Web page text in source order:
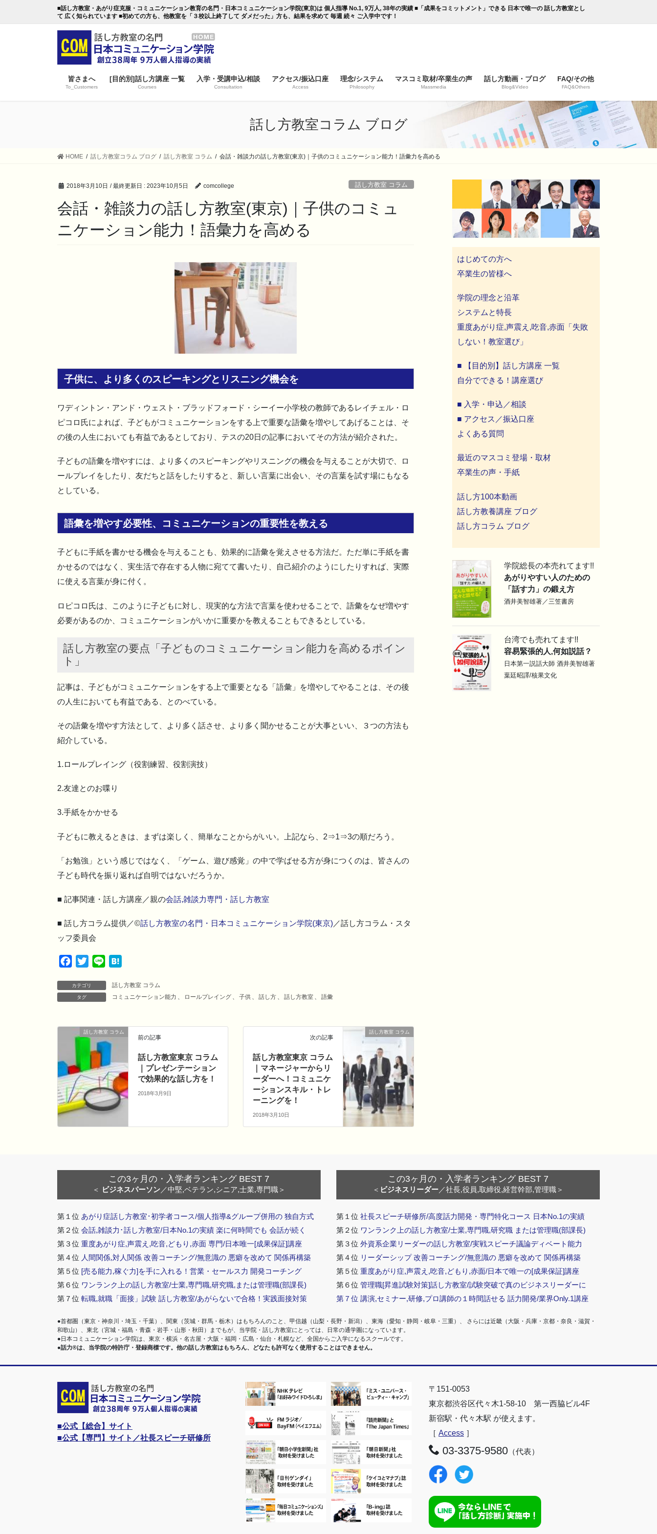
■話し方教室・あがり症克服・コミュニケーション教育の名門・日本コミュニケーション学院(東京)は 個人指導 No.1, 9万人, 38年の実績 ■「成果をコミットメント」できる 日本で唯一の 話し方教室とし
て 広く知られています ■初めての方も、他教室を「３校以上終了して ダメだった」方も、結果を求めて 毎週 続々 ご入学中です！
皆さまへ
To_Customers
[目的別]話し方講座 一覧
Courses
入学・受講申込/相談
Consultation
アクセス/振込口座
Access
理念/システム
Philosophy
マスコミ取材/卒業生の声
Massmedia
話し方動画・ブログ
Blog&Video
FAQ/その他
FAQ&Others
話し方教室コラム ブログ
HOME 話し方教室コラム ブログ 話し方教室 コラム 会話・雑談力の話し方教室(東京)｜子供のコミュニケーション能力！語彙力を高める
2018年3月10日 / 最終更新日 : 2023年10月5日 comcollege 話し方教室 コラム
会話・雑談力の話し方教室(東京)｜子供のコミュ
ニケーション能力！語彙力を高める
子供に、より多くのスピーキングとリスニング機会を
ワディントン・アンド・ウェスト・ブラッドフォード・シーイー小学校の教師であるレイチェル・ロ
ピコロ氏によれば、子どもがコミュニケーションをする上で重要な語彙を増やしてあげることは、そ
の後の人生においても有益であるとしており、テスの20日の記事においてその方法が紹介された。
子どもの語彙を増やすには、より多くのスピーキングやリスニングの機会を与えることが大切で、ロ
ールプレイをしたり、友だちと話をしたりすると、新しい言葉に出会い、その言葉を試す場にもなる
としている。
語彙を増やす必要性、コミュニケーションの重要性を教える
子どもに手紙を書かせる機会を与えることも、効果的に語彙を覚えさせる方法だ。ただ単に手紙を書
かせるのではなく、実生活で存在する人物に宛てて書いたり、自己紹介のようにしたりすれば、実際
に使える言葉が身に付く。
ロピコロ氏は、このように子どもに対し、現実的な方法で言葉を使わせることで、語彙をなぜ増やす
必要があるのか、コミュニケーションがいかに重要かを教えることもできるとしている。
話し方教室の要点「子どものコミュニケーション能力を高めるポイン
ト」
記事は、子どもがコミュニケーションをする上で重要となる「語彙」を増やしてやることは、その後
の人生においても有益である、とのべている。
その語彙を増やす方法として、より多く話させ、より多く聞かせることが大事といい、３つの方法も
紹介している。
1.ロールプレイング（役割練習、役割演技）
2.友達とのお喋り
3.手紙をかかせる
子どもに教えるときは、まずは楽しく、簡単なことからがいい。上記なら、2⇒1⇒3の順だろう。
「お勉強」という感じではなく、「ゲーム、遊び感覚」の中で学ばせる方が身につくのは、皆さんの
子ども時代を振り返れば自明ではないだろうか。
■ 記事関連・話し方講座／親の会話,雑談力専門・話し方教室
■ 話し方コラム提供／©話し方教室の名門・日本コミュニケーション学院(東京) ／話し方コラム・スタ
ッフ委員会
c
o
o
k
i
e
r
e
t
e
a
カテゴリ 話し方教室 コラム
タグ コミュニケーション能力 、 ロールプレイング 、 子供 、 話し方 、 話し方教室 、 語彙
話し方教室 コラム
前の記事
話し方教室東京 コラム
｜プレゼンテーション
で効果的な話し方を！
2018年3月9日
話し方教室 コラム
次の記事
話し方教室東京 コラム
｜マネージャーからリ
ーダーへ！コミュニケ
ーションスキル・トレ
ーニングを！
2018年3月10日
はじめての方へ
卒業生の皆様へ
学院の理念と沿革
システムと特長
重度あがり症,声震え,吃音,赤面「失敗
しない！教室選び」
■ 【目的別】話し方講座 一覧
自分でできる！講座選び
■ 入学・申込／相談
■ アクセス／振込口座
よくある質問
最近のマスコミ登場・取材
卒業生の声・手紙
話し方100本動画
話し方教養講座 ブログ
話し方コラム ブログ
学院総長の本売れてます!!
あがりやすい人のための
「話す力」の鍛え方
酒井美智雄著／三笠書房
台湾でも売れてます!!
容易緊張的人,何如説話？
日本第一説話大師 酒井美智雄著
葉廷昭譯/核果文化
この3ヶ月の・入学者ランキング BEST 7
＜ ビジネスパーソン／中堅,ベテラン,シニア,士業,専門職＞
第１位 あがり症話し方教室･初学者コース/個人指導&グループ併用の 独自方式
第２位 会話,雑談力･話し方教室/日本No.1の実績 楽に何時間でも 会話が続く
第３位 重度あがり症,声震え,吃音,どもり,赤面 専門/日本唯一[成果保証]講座
第４位 人間関係,対人関係 改善コーチング/無意識の 悪癖を改めて 関係再構築
第５位 [売る能力,稼ぐ力]を手に入れる！営業・セールス力 開発コーチング
第６位 ワンランク上の話し方教室/士業,専門職,研究職,または管理職(部課長)
第７位 転職,就職「面接」試験 話し方教室/あがらないで合格！実践面接対策
この3ヶ月の・入学者ランキング BEST 7
＜ ビジネスリーダー／社長,役員,取締役,経営幹部,管理職＞
第１位 社長スピーチ研修所/高度話力開発・専門特化コース 日本No.1の実績
第２位 ワンランク上の話し方教室/士業,専門職,研究職 または管理職(部課長)
第３位 外資系企業リーダーの話し方教室/実戦スピーチ議論ディベート能力
第４位 リーダーシップ 改善コーチング/無意識の 悪癖を改めて 関係再構築
第５位 重度あがり症,声震え,吃音,どもり,赤面/日本で唯一の[成果保証]講座
第６位 管理職[昇進試験対策]話し方教室/試験突破で真のビジネスリーダーに
第７位 講演,セミナー,研修,プロ講師の１時間話せる 話力開発/業界Only.1講座
●首都圏（東京・神奈川・埼玉・千葉）、関東（茨城・群馬・栃木）はもちろんのこと、甲信越（山梨・長野・新潟）、東海（愛知・静岡・岐阜・三重）、 さらには近畿（大阪・兵庫・京都・奈良・滋賀・
和歌山）、東北（宮城・福島・青森・岩手・山形・秋田）までもが、当学院・話し方教室にとっては、日常の通学圏になっています。
●日本コミュニケーション学院は、東京・横浜・名古屋・大阪・福岡・広島・仙台・札幌など、全国からご入学になるスクールです。
●話力®は、当学院の特許庁・登録商標です。他の話し方教室はもちろん、どなたも許可なく使用することはできません。
■公式【総合】サイト
■公式【専門】サイト／社長スピーチ研修所
〒151-0053
東京都渋谷区代々木1-58-10 第一西脇ビル4F
新宿駅・代々木駅 が使えます。
［ Access］
03-3375-9580（代表）